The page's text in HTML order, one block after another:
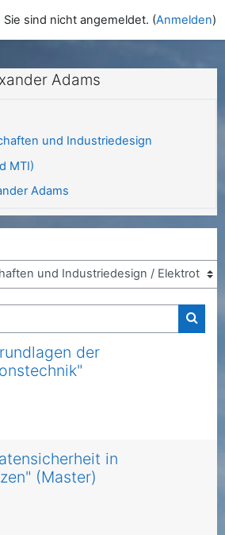
umschalten
Sie sind nicht angemeldet. (Anmelden)
Adams
und Industriedesign
MTI)
Adams
der
in
(Master)